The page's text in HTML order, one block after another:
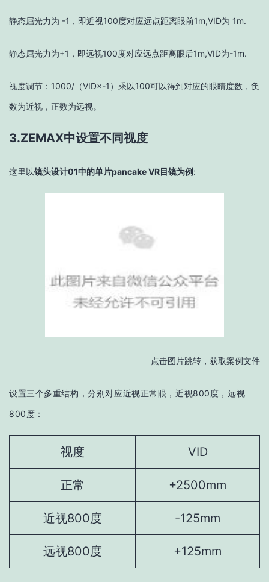
静态屈光力为 -1，即近视100度对应远点距离眼前1m,VID为 1m.
静态屈光力为+1，即远视100度对应远点距离眼后1m,VID为-1m.
视度调节：1000/（VID×-1）乘以100可以得到对应的眼睛度数，负
数为近视，正数为远视。
3.ZEMAX中设置不同视度
这里以镜头设计01中的单片pancake VR目镜为例:
点击图片跳转，获取案例文件
设置三个多重结构，分别对应近视正常眼，近视800度，远视
800度：
视度 VID
正常 +2500mm
近视800度 -125mm
远视800度 +125mm